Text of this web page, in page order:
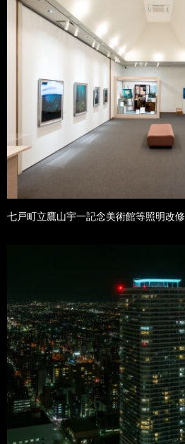
七戸町立鷹山宇一記念美術館等照明改